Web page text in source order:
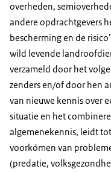
overheden,
andere opdrachtgevers
bescherming en de
wild levende
verzameld door het
zenders en/of door hen
van nieuwe kennis over
situatie en het
algemenekennis, leidt
voorkómen van
(predatie,